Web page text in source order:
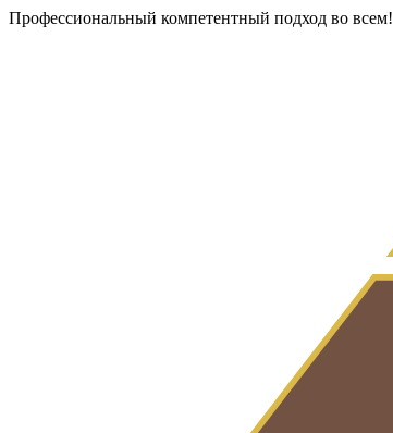
Профессиональный компетентный подход во всем!